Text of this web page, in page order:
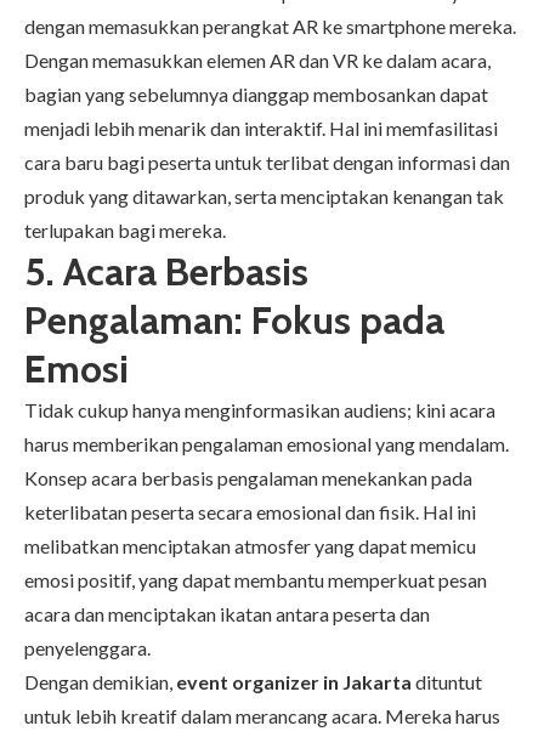
dengan memasukkan perangkat AR ke smartphone mereka.
Dengan memasukkan elemen AR dan VR ke dalam acara,
bagian yang sebelumnya dianggap membosankan dapat
menjadi lebih menarik dan interaktif. Hal ini memfasilitasi
cara baru bagi peserta untuk terlibat dengan informasi dan
produk yang ditawarkan, serta menciptakan kenangan tak
terlupakan bagi mereka.
5. Acara Berbasis
Pengalaman: Fokus pada
Emosi
Tidak cukup hanya menginformasikan audiens; kini acara
harus memberikan pengalaman emosional yang mendalam.
Konsep acara berbasis pengalaman menekankan pada
keterlibatan peserta secara emosional dan fisik. Hal ini
melibatkan menciptakan atmosfer yang dapat memicu
emosi positif, yang dapat membantu memperkuat pesan
acara dan menciptakan ikatan antara peserta dan
penyelenggara.
Dengan demikian, event organizer in Jakarta dituntut
untuk lebih kreatif dalam merancang acara. Mereka harus